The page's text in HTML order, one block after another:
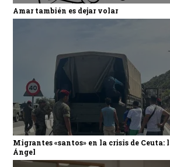
Amar también es dejar volar
Migrantes «santos» en la crisis de Ceuta:
Ángel